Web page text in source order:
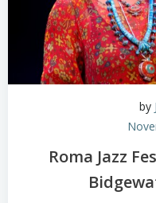
by
Roma Jazz